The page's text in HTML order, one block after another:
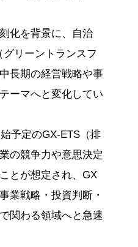
化を背景に、自治
リーントランスフ
長期の経営戦略や事
ーマへと変化してい
予定のGX-ETS（排
の競争力や意思決定
とが想定され、GX
業戦略・投資判断・
関わる領域へと急速